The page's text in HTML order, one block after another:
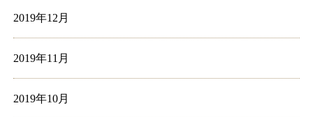
2019年12月
2019年11月
2019年10月